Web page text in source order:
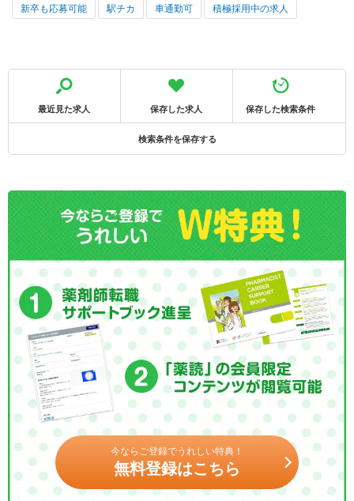
新卒も応募可能 駅チカ 車通勤可 積極採用中の求人
最近見た求人 保存した求人 保存した検索条件
検索条件を保存する
今ならご登録でうれしい特典！
無料登録はこちら